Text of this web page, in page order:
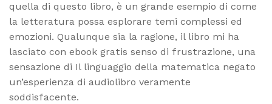
quella di questo libro, è un grande esempio di come
la letteratura possa esplorare temi complessi ed
emozioni. Qualunque sia la ragione, il libro mi ha
lasciato con ebook gratis senso di frustrazione, una
sensazione di Il linguaggio della matematica negato
un’esperienza di audiolibro veramente
soddisfacente.